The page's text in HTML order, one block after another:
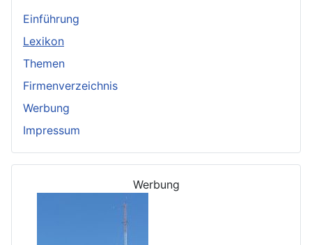
Einführung
Lexikon
Themen
Firmenverzeichnis
Werbung
Impressum
Werbung